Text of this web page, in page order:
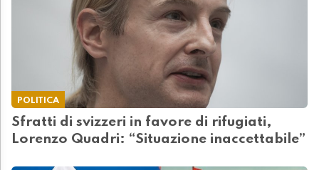
POLITICA
Sfratti di svizzeri in favore di rifugiati,
Lorenzo Quadri: “Situazione inaccettabile”